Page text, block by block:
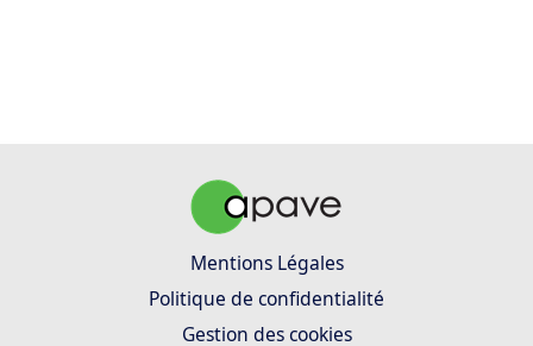
Mentions Légales
Politique de confidentialité
Gestion des cookies